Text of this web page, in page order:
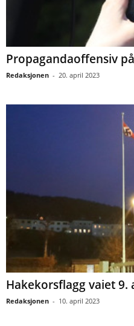
Propagandaoffensiv
Redaksjonen - 20. april 2023
Hakekorsflagg vaiet 9.
Redaksjonen - 10. april 2023